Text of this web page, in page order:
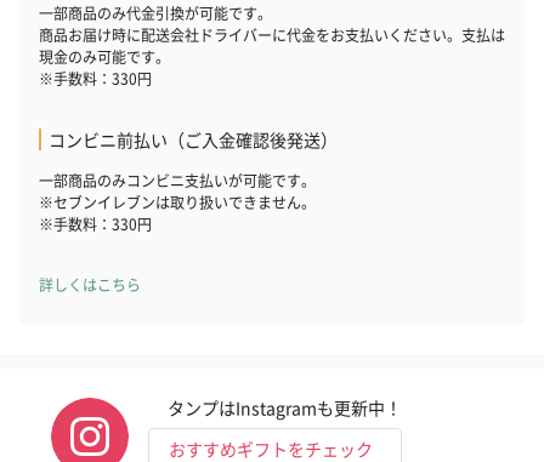
一部商品のみ代金引換が可能です。
商品お届け時に配送会社ドライバーに代金をお支払いください。支払は
現金のみ可能です。
※手数料：330円
コンビニ前払い（ご入金確認後発送）
一部商品のみコンビニ支払いが可能です。
※セブンイレブンは取り扱いできません。
※手数料：330円
詳しくはこちら
タンプはInstagramも更新中！
おすすめギフトをチェック